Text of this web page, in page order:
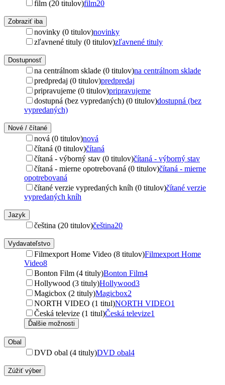
film (20 titulov)film20
Zobraziť iba
novinky (0 titulov)novinky
zľavnené tituly (0 titulov)zľavnené tituly
Dostupnosť
na centrálnom sklade (0 titulov)na centrálnom sklade
predpredaj (0 titulov)predpredaj
pripravujeme (0 titulov)pripravujeme
dostupná (bez vypredaných) (0 titulov)dostupná (bez
vypredaných)
Nové / čítané
nová (0 titulov)nová
čítaná (0 titulov)čítaná
čítaná - výborný stav (0 titulov)čítaná - výborný stav
čítaná - mierne opotrebovaná (0 titulov)čítaná - mierne
opotrebovaná
čítané verzie vypredaných kníh (0 titulov)čítané verzie
vypredaných kníh
Jazyk
čeština (20 titulov)čeština20
Vydavateľstvo
Filmexport Home Video (8 titulov)Filmexport Home
Video8
Bonton Film (4 tituly)Bonton Film4
Hollywood (3 tituly)Hollywood3
Magicbox (2 tituly)Magicbox2
NORTH VIDEO (1 titul)NORTH VIDEO1
Česká televize (1 titul)Česká televize1
Ďalšie možnosti
Obal
DVD obal (4 tituly)DVD obal4
Zúžiť výber